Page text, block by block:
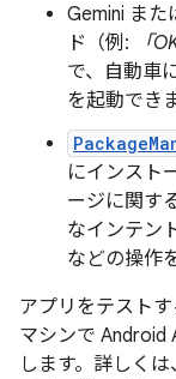
Gemini ま
ド（例:
「
で、自動車
を起動できま
にインスト
ージに関す
なインテン
などの操作
アプリをテスト
マシンで Android
します。詳しくは、